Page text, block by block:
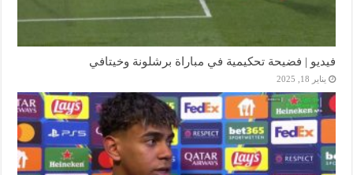
فيديو | فضيحة تحكيمية في مباراة برشلونة وخيتافي
يناير 18, 2025